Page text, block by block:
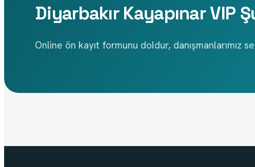
Diyarbakır Kayapınar VIP
Online ön kayıt formunu doldur, danışmanlarımız